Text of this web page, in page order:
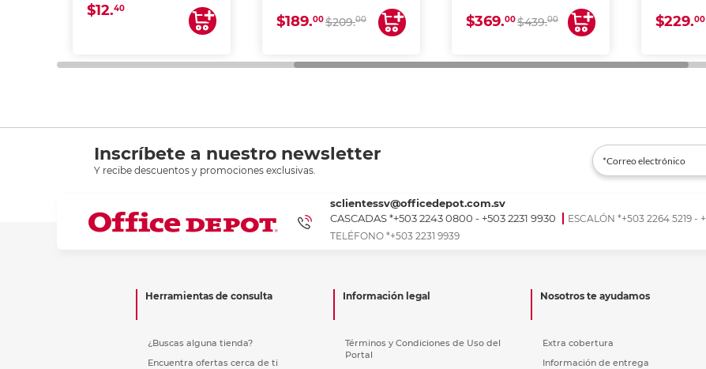
$12.40
$189.00$209.00 $369.00$439.00 $229.00
Inscríbete a nuestro newsletter
Y recibe descuentos y promociones exclusivas.
sclientessv@officedepot.com.sv
CASCADAS *+503 2243 0800 - +503 2231 9930
ESCALÓN *+503 2264 5219 -
TELÉFONO *+503 2231 9939
Herramientas de consulta
¿Buscas alguna tienda?
Encuentra ofertas cerca de ti
Información legal
Términos y Condiciones de Uso del
Portal
Nosotros te ayudamos
Extra cobertura
Información de entrega